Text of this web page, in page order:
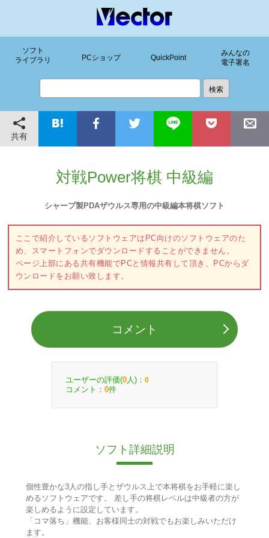
ソフト
ライブラリ
PCショップ QuickPoint
みんなの
電子署名
共有
対戦Power将棋 中級編
シャープ製PDAザウルス専用の中級編本将棋ソフト
ここで紹介しているソフトウェアはPC向けのソフトウェアのた
め、スマートフォンでダウンロードすることができません。
ページ上部にある共有機能でPCと情報共有して頂き、PCからダ
ウンロードをお願い致します。
コメント
ユーザーの評価(0 人)： 0
コメント： 0件
ソフト詳細説明
個性豊かな3人の指し手とザウルス上で本将棋をお手軽に楽し
めるソフトウェアです。 差し手の将棋レベルは中級者の方が
楽しめるように設定しています。
「コマ落ち」機能、お客様同士の対戦でもお楽しみいただけ
ます。